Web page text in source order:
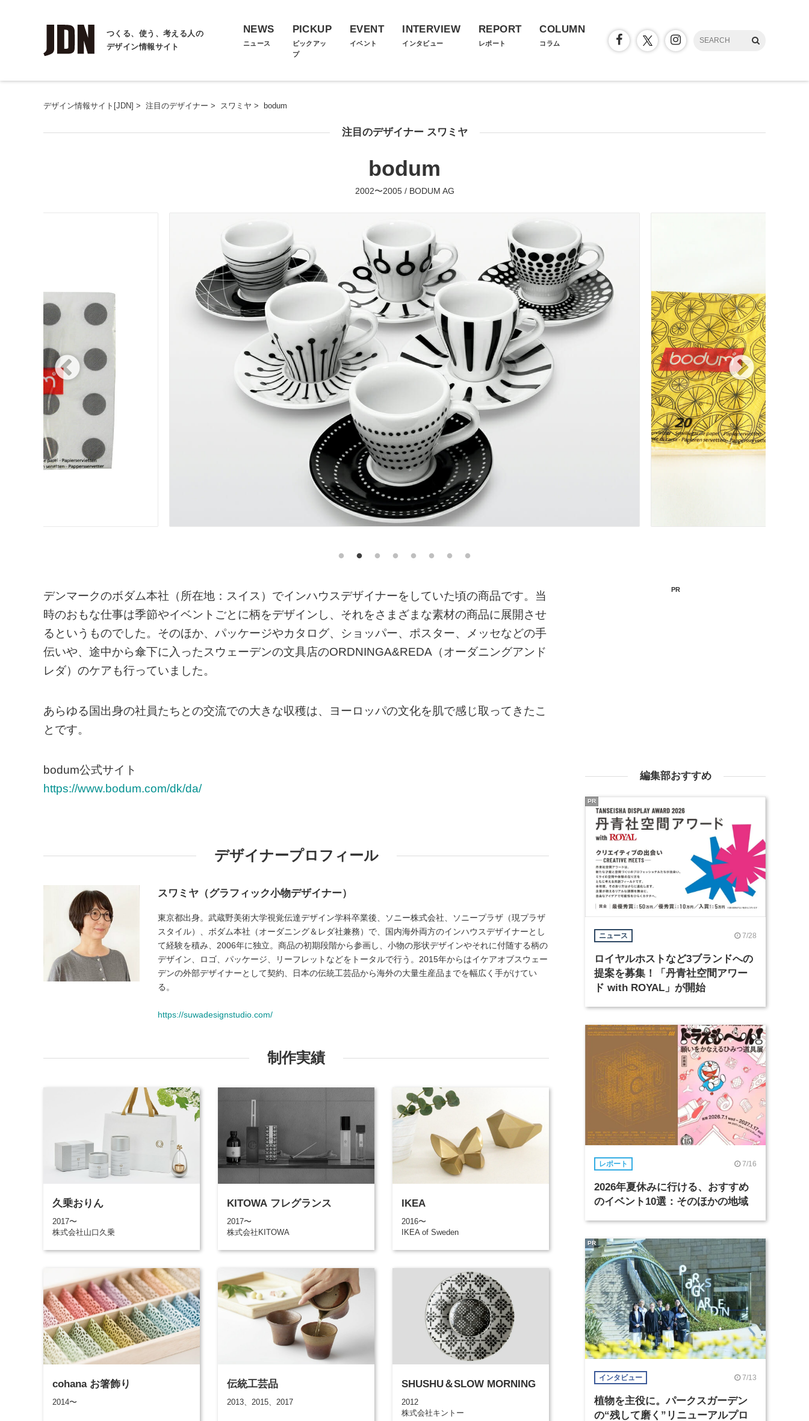
つくる、使う、考える人の
デザイン情報サイト
NEWS
ニュース
PICKUP
ピックアッ
プ
EVENT
イベント
INTERVIEW
インタビュー
REPORT
レポート
COLUMN
コラム
デザイン情報サイト[JDN] > 注目のデザイナー > スワミヤ > bodum
注目のデザイナー スワミヤ
bodum
2002〜2005 / BODUM AG
デンマークのボダム本社（所在地：スイス）でインハウスデザイナーをしていた頃の商品です。当
時のおもな仕事は季節やイベントごとに柄をデザインし、それをさまざまな素材の商品に展開させ
るというものでした。そのほか、パッケージやカタログ、ショッパー、ポスター、メッセなどの手
伝いや、途中から傘下に入ったスウェーデンの文具店のORDNINGA&REDA（オーダニングアンド
レダ）のケアも行っていました。
あらゆる国出身の社員たちとの交流での大きな収穫は、ヨーロッパの文化を肌で感じ取ってきたこ
とです。
bodum公式サイト
https://www.bodum.com/dk/da/
デザイナープロフィール
スワミヤ（グラフィック小物デザイナー）
東京都出身。武蔵野美術大学視覚伝達デザイン学科卒業後、ソニー株式会社、ソニープラザ（現プラザ
スタイル）、ボダム本社（オーダニング＆レダ社兼務）で、国内海外両方のインハウスデザイナーとし
て経験を積み、2006年に独立。商品の初期段階から参画し、小物の形状デザインやそれに付随する柄の
デザイン、ロゴ、パッケージ、リーフレットなどをトータルで行う。2015年からはイケアオブスウェー
デンの外部デザイナーとして契約、日本の伝統工芸品から海外の大量生産品までを幅広く手がけてい
る。
https://suwadesignstudio.com/
制作実績
久乗おりん
2017〜
株式会社山口久乗
KITOWA フレグランス
2017〜
株式会社KITOWA
IKEA
2016〜
IKEA of Sweden
cohana お箸飾り
2014〜
伝統工芸品
2013、2015、2017
SHUSHU＆SLOW MORNING
2012
株式会社キントー
PR
編集部おすすめ
ニュース 7/28
ロイヤルホストなど3ブランドへの
提案を募集！「丹青社空間アワー
ド with ROYAL」が開始
PR
レポート 7/16
2026年夏休みに行ける、おすすめ
のイベント10選：そのほかの地域
インタビュー 7/13
植物を主役に。パークスガーデン
の“残して磨く”リニューアルプロ
PR